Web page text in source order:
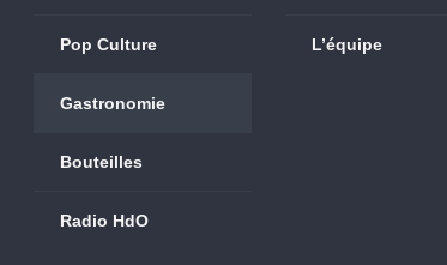
Pop Culture
Gastronomie
Bouteilles
Radio HdO
L’équipe